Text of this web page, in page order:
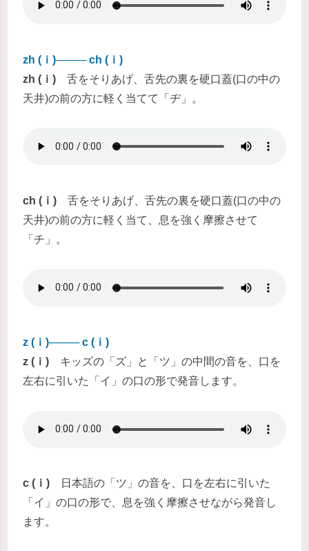
zh (ｉ)──── ch (ｉ)
zh (ｉ) 舌をそりあげ、舌先の裏を硬口蓋(口の中の
天井)の前の方に軽く当てて「ヂ」。
ch (ｉ) 舌をそりあげ、舌先の裏を硬口蓋(口の中の
天井)の前の方に軽く当て、息を強く摩擦させて
「チ」。
z (ｉ)──── c (ｉ)
z (ｉ) キッズの「ズ」と「ツ」の中間の音を、口を
左右に引いた「イ」の口の形で発音します。
c (ｉ) 日本語の「ツ」の音を、口を左右に引いた
「イ」の口の形で、息を強く摩擦させながら発音し
ます。